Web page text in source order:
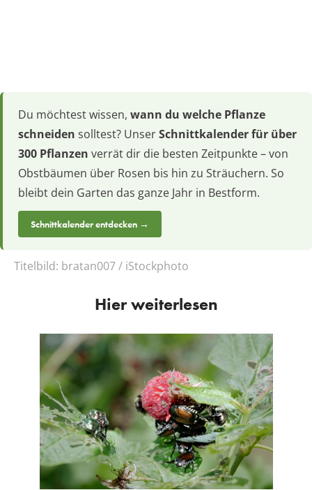
Du möchtest wissen, wann du welche Pflanze
schneiden solltest? UnserSchnittkalender für über
300 Pflanzen verrät dir die besten Zeitpunkte – von
Obstbäumen über Rosen bis hin zu Sträuchern. So
bleibt dein Garten das ganze Jahr in Bestform.
Schnittkalender entdecken →
Titelbild: bratan007 / iStockphoto
Hier weiterlesen